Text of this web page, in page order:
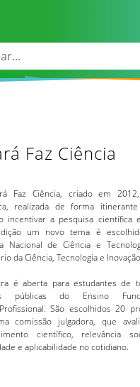
Faz Ciência
Faz Ciência, criado em
realizada de forma
incentivar a pesquisa científica
um novo tema é
Nacional de Ciência e
da Ciência, Tecnologia e Inovação.
é aberta para estudantes de
públicas do Ensino
São escolhidos 20
comissão julgadora, que
científico, relevância
e aplicabilidade no cotidiano.